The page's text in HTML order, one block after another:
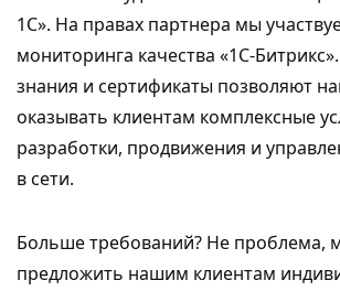
1С». На правах партнера мы
мониторинга качества «1С-
знания и сертификаты позволяют
оказывать клиентам комплексные
разработки, продвижения и
в сети.
Больше требований? Не проблема,
предложить нашим клиентам